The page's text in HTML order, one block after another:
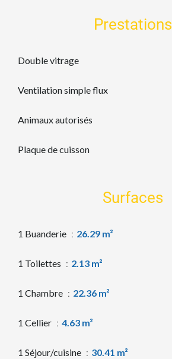
Prestations
Double vitrage
Ventilation simple flux
Animaux autorisés
Plaque de cuisson
Surfaces
1 Buanderie 26.29 m²
1 Toilettes 2.13 m²
1 Chambre 22.36 m²
1 Cellier 4.63 m²
1 Séjour/cuisine 30.41 m²